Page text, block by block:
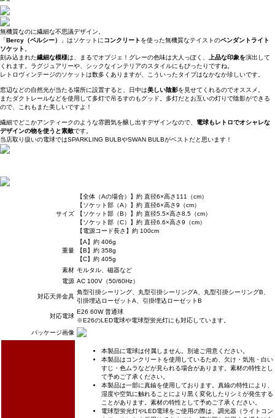
無機質なのに繊細な不思議デザイン。
「Bercy（ベルシー） 」はソケットにコンクリート を使った無機質なテイストのペンダントライト
ソケット
刻み込まれた繊細な模様は、まるでオブジェ！グレーの色味は大人っぽく、 上品な印象を演出して
くれます。ラグジュアリーや、シックなインテリアのスタイルにもぴったりですね。
レトロヴィンテージのソケットは数多くありますが、こういったタイプはなかなか珍しいです。
窓辺などの自然光が当たる場所に設置すると、日中は美しい陰影を見せてくれるのでオススメ。
またダクトレールなどを使用して多灯で吊るすのもグッド。多灯だとお互いの灯りで陰影ができる
ので、これもまた美しいですよ！
繊細でどこかアンティークのような雰囲気を醸し出すデザインなので、 電球もレトロでオシャレな
デザインの物を使うと素敵です。
当店取り扱いの電球ではSPARKLING BULBやSWAN BULBがベストだと思います！
サイズ
【全体（Aの場合）】約 直径6×高さ111（cm）
【ソケット部（A）】約 直径6×高さ9（cm）
【ソケット部（B）】約 直径5.5×高さ8.5（cm）
【ソケット部（C）】約 直径6.6×高さ9（cm）
【電源コード長さ】約 100cm
重量
【A】約 406g
【B】約 358g
【C】約 405g
素材 モルタル、磁器など
電源 AC 100V（50/60Hz）
対応天井金具
角型引掛シーリング、丸型引掛シーリングA、丸型引掛シーリングB、
引掛埋込ローゼットA、引掛埋込ローゼットB
対応電球
E26 60W 普通球
※E26のLED電球や電球型蛍光灯にも対応しています。
パッケージ画像
本製品に電球は付属しません。別途ご用意ください。
本製品はコンクリートを使用しているため、欠け・気泡・白い
すじ・色ムラなどが見られる場合があります。素材の特性とし
て予めご了承ください。
本製品は一部に真鍮を使用しております。真鍮の特性により、
湿度や空気に触れることにより黒く変化したりシミが発生する
ことがあります。素材の特性として予めご了承ください。
電球型蛍光灯やLED電球をご使用の際は、調光器（ライトコン